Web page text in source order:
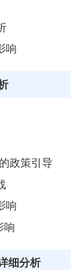
响
政策引导
响
响
细分析